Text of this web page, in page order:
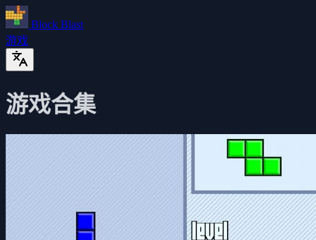
Block Blast
游戏
游戏合集